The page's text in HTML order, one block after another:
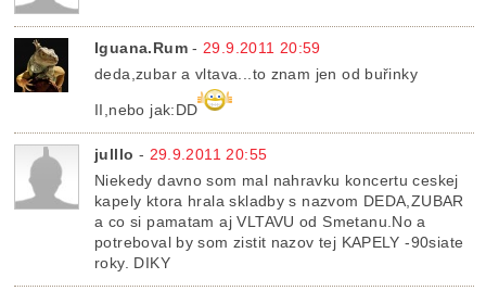
Iguana.Rum-29.9.2011 20:59
deda,zubar a vltava...to znam jen od buřinky
II,nebo jak:DD
julllo - 29.9.2011 20:55
Niekedy davno som mal nahravku koncertu ceskej
kapely ktora hrala skladby s nazvom DEDA,ZUBAR
a co si pamatam aj VLTAVU od Smetanu.No a
potreboval by som zistit nazov tej KAPELY -90siate
roky. DIKY